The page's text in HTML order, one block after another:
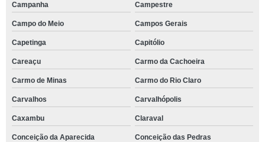
Campanha Campestre
Campo do Meio Campos Gerais
Capetinga Capitólio
Careaçu Carmo da Cachoeira
Carmo de Minas Carmo do Rio Claro
Carvalhos Carvalhópolis
Caxambu Claraval
Conceição da Aparecida Conceição das Pedras